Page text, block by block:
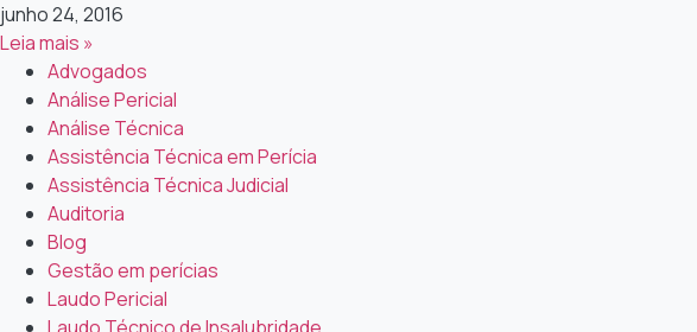
junho 24, 2016
Leia mais »
Advogados
Análise Pericial
Análise Técnica
Assistência Técnica em Perícia
Assistência Técnica Judicial
Auditoria
Blog
Gestão em perícias
Laudo Pericial